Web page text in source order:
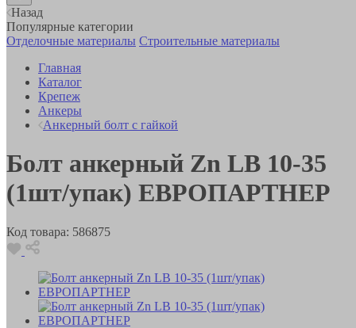
Назад
Популярные категории
Отделочные материалы Строительные материалы
Главная
Каталог
Крепеж
Анкеры
Анкерный болт с гайкой
Болт анкерный Zn LB 10-35
(1шт/упак) ЕВРОПАРТНЕР
Код товара: 586875